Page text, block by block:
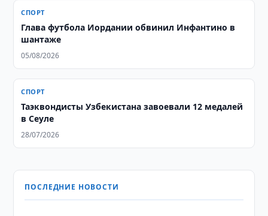
СПОРТ
Глава футбола Иордании обвинил Инфантино в
шантаже
05/08/2026
СПОРТ
Таэквондисты Узбекистана завоевали 12 медалей
в Сеуле
28/07/2026
ПОСЛЕДНИЕ НОВОСТИ